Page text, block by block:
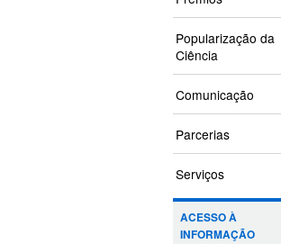
Popularização da
Ciência
Comunicação
Parcerias
Serviços
ACESSO À
INFORMAÇÃO